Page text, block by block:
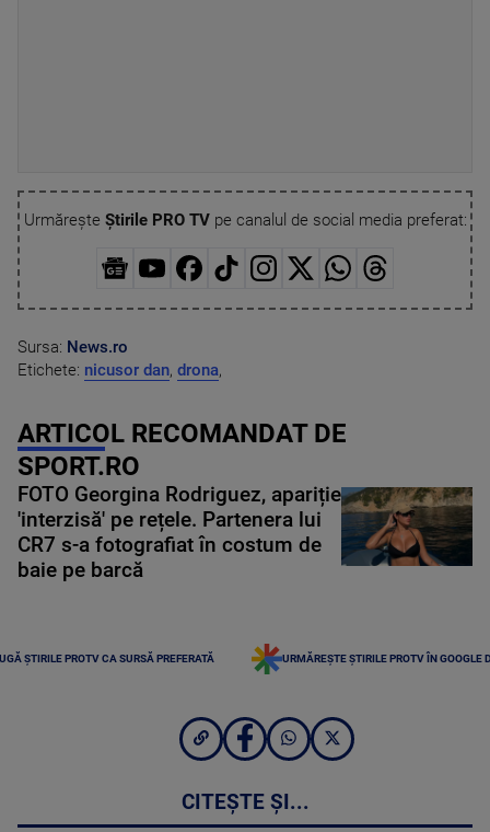
Urmărește Știrile PRO TVpe canalul de social media preferat:
Sursa: News.ro
Etichete: nicusor dan, drona,
ARTICOL RECOMANDAT DE
SPORT.RO
FOTO Georgina Rodriguez, apariție
'interzisă' pe rețele. Partenera lui
CR7 s-a fotografiat în costum de
baie pe barcă
ȘTIRILE PROTV CA SURSĂ PREFERATĂ URMĂREȘTE ȘTIRILE PROTV ÎN GOOGLE
CITEȘTE ȘI...